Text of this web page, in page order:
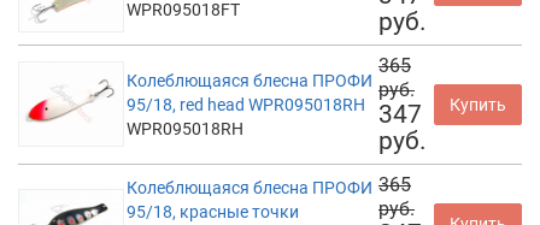
WPR095018FT
руб.
Колеблющаяся блесна ПРОФИ
95/18, red head WPR095018RH
WPR095018RH
365
руб.
347
руб.
Купить
Колеблющаяся блесна ПРОФИ
95/18, красные точки
365
руб.